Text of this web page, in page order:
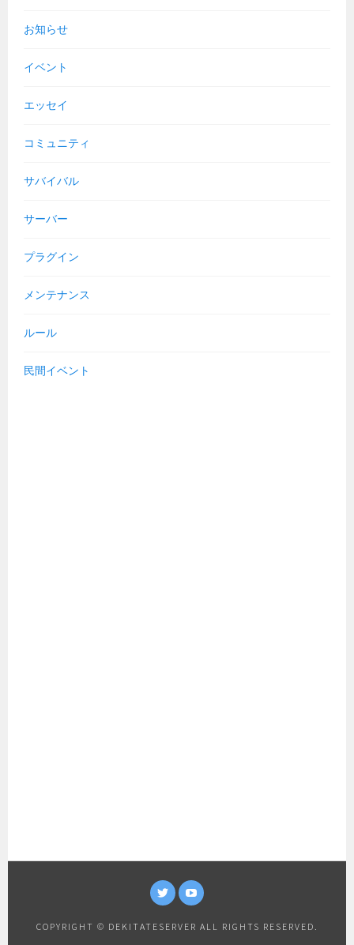
お知らせ
イベント
エッセイ
コミュニティ
サバイバル
サーバー
プラグイン
メンテナンス
ルール
民間イベント
COPYRIGHT © DEKITATESERVER ALL RIGHTS RESERVED.